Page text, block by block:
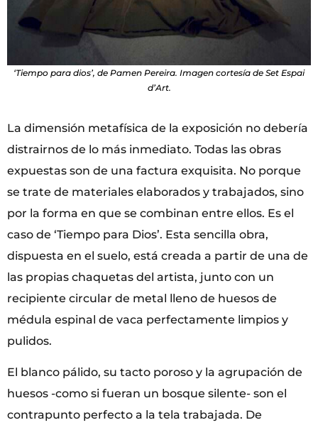
‘Tiempo para dios’, de Pamen Pereira. Imagen cortesía de Set Espai
d’Art.
La dimensión metafísica de la exposición no debería
distrairnos de lo más inmediato. Todas las obras
expuestas son de una factura exquisita. No porque
se trate de materiales elaborados y trabajados, sino
por la forma en que se combinan entre ellos. Es el
caso de ‘Tiempo para Dios’. Esta sencilla obra,
dispuesta en el suelo, está creada a partir de una de
las propias chaquetas del artista, junto con un
recipiente circular de metal lleno de huesos de
médula espinal de vaca perfectamente limpios y
pulidos.
El blanco pálido, su tacto poroso y la agrupación de
huesos -como si fueran un bosque silente- son el
contrapunto perfecto a la tela trabajada. De